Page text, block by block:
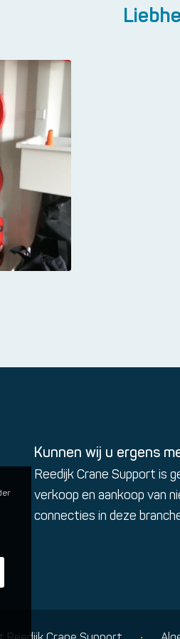
Kunnen wij u ergens
Reedijk Crane Support is
verkoop en aankoop van
connecties in deze